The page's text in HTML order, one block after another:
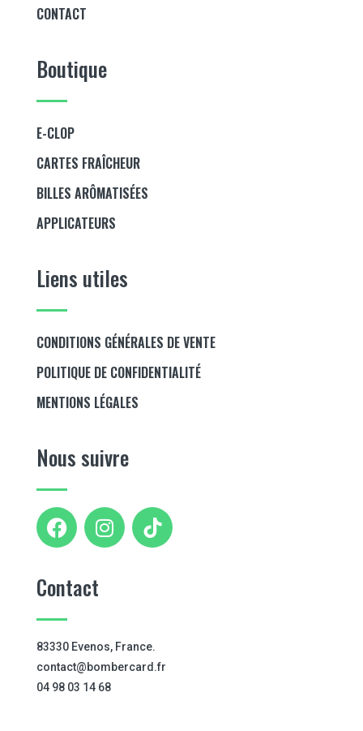
CONTACT
Boutique
E-CLOP
CARTES FRAÎCHEUR
BILLES ARÔMATISÉES
APPLICATEURS
Liens utiles
CONDITIONS GÉNÉRALES DE VENTE
POLITIQUE DE CONFIDENTIALITÉ
MENTIONS LÉGALES
Nous suivre
Contact
83330 Evenos, France.
contact@bombercard.fr
04 98 03 14 68